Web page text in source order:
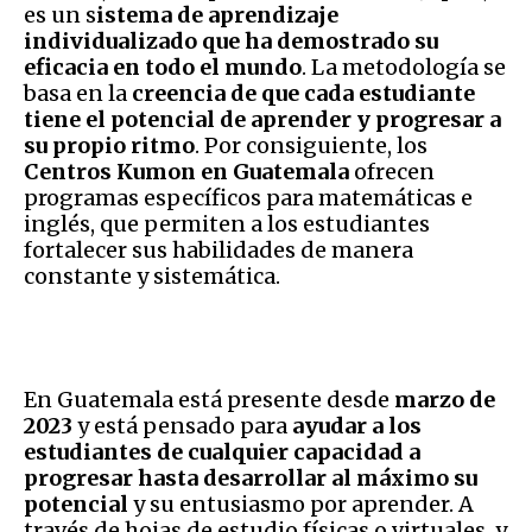
es un sistema de aprendizaje
individualizado que ha demostrado su
eficacia en todo el mundo. La metodología se
basa en la creencia de que cada estudiante
tiene el potencial de aprender y progresar a
su propio ritmo. Por consiguiente, los
Centros Kumon en Guatemala ofrecen
programas específicos para matemáticas e
inglés, que permiten a los estudiantes
fortalecer sus habilidades de manera
constante y sistemática.
En Guatemala está presente desde marzo de
2023 y está pensado para ayudar a los
estudiantes de cualquier capacidad a
progresar hasta desarrollar al máximo su
potencial y su entusiasmo por aprender. A